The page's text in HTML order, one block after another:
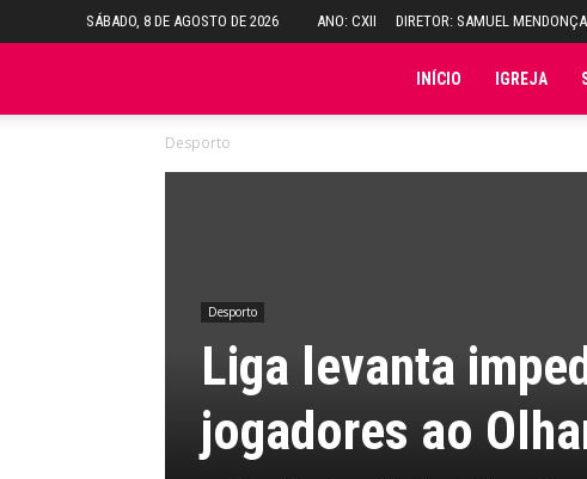
SÁBADO, 8 DE AGOSTO DE 2026 ANO: CXII DIRETOR: SAMUEL MENDONÇA
INÍCIO IGREJA
Desporto
Desporto
Liga levanta
jogadores ao